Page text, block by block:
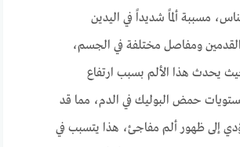
مسببة ألماً شديداً في اليدين
ومفاصل مختلفة في الجسم،
يحدث هذا الألم بسبب ارتفاع
حمض البوليك في الدم، مما قد
إلى ظهور ألم مفاجئ، هذا يتسبب في